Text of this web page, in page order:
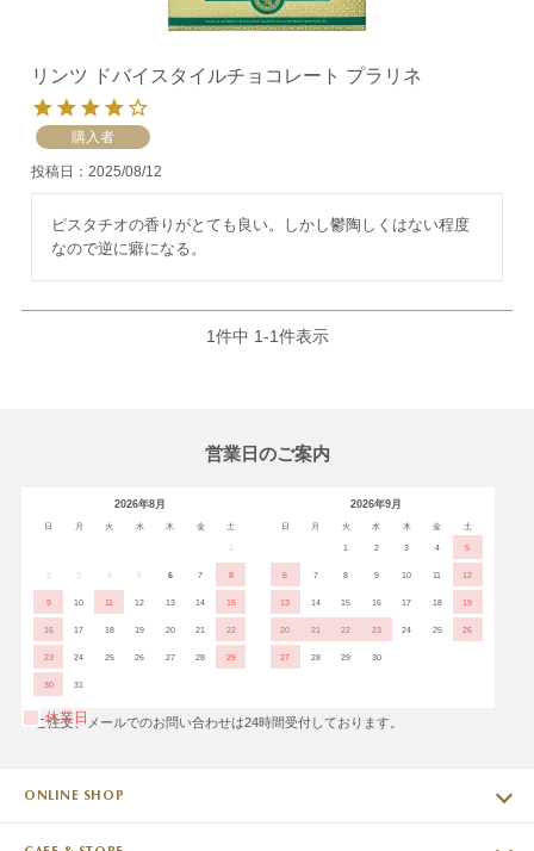
リンツ ドバイスタイルチョコレート プラリネ
購入者
投稿日 2025/08/12
ピスタチオの香りがとても良い。しかし鬱陶しくはない程度
なので逆に癖になる。
1件中 1-1件表示
営業日のご案内
2026年8月
日 月 火 水 木 金 土
2 3 5 6 7 8
9 10 11 12 13 14 15
16 17 18 19 20 21 22
23 24 25 26 27 28 29
30 31
2026年9月
日 月 火 水 木 金 土
1 2 3 4 5
6 7 8 9 10 11 12
13 14 15 16 17 18 19
20 21 22 23 24 25 26
27 28 29 30
休業日
※ご注文、メールでのお問い合わせは24時間受付しております。
ONLINE SHOP